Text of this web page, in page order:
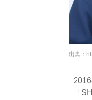
出典：
「